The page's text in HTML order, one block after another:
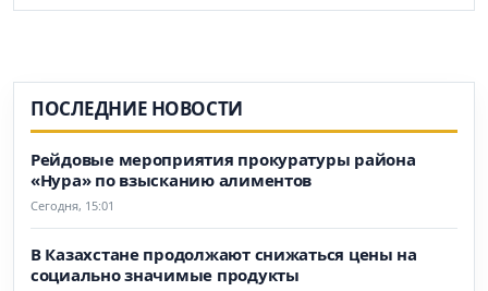
ПОСЛЕДНИЕ НОВОСТИ
Рейдовые мероприятия прокуратуры района
«Нура» по взысканию алиментов
Сегодня, 15:01
В Казахстане продолжают снижаться цены на
социально значимые продукты